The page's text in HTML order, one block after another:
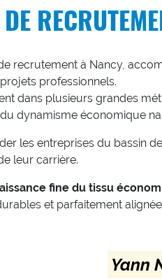
recrutement à Nancy,
professionnels.
dans plusieurs grandes
dynamisme économique
les entreprises du bassin
leur carrière.
fine du tissu
et parfaitement
Yann